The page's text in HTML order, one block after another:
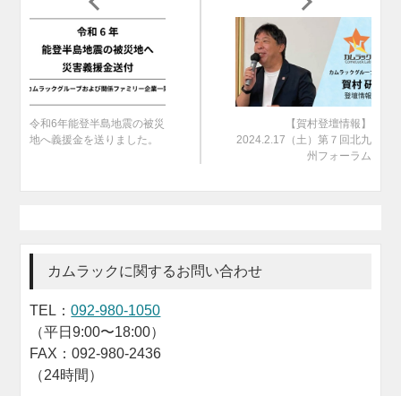
令和6年能登半島地震の被災
地へ義援金を送りました。
【賀村登壇情報】
2024.2.17（土）第７回北九
州フォーラム
カムラックに関するお問い合わせ
TEL：092-980-1050
（平日9:00〜18:00）
FAX：092-980-2436
（24時間）